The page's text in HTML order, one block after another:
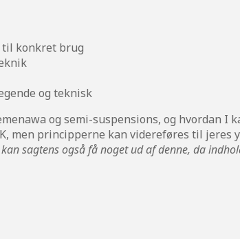
til konkret brug
og teknisk
og semi-suspensions, og hvordan I
men principperne kan videreføres til jeres
sagtens også få noget ud af denne, da